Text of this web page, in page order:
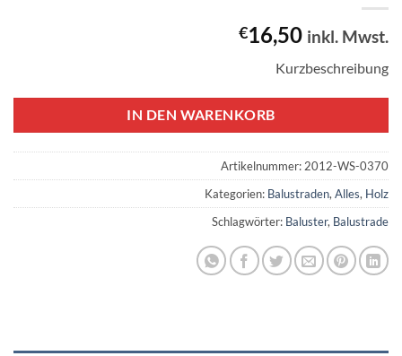
€16,50 inkl. Mwst.
Kurzbeschreibung
IN DEN WARENKORB
Artikelnummer: 2012-WS-0370
Kategorien: Balustraden, Alles, Holz
Schlagwörter: Baluster, Balustrade